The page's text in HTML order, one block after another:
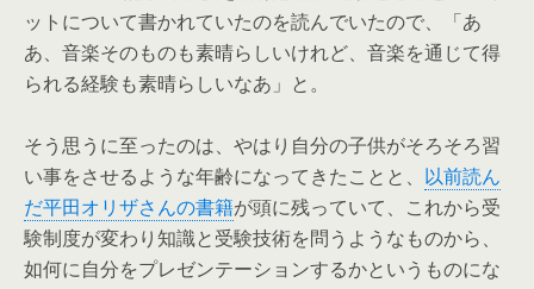
ットについて書かれていたのを読んでいたので、「あ
あ、音楽そのものも素晴らしいけれど、音楽を通じて得
られる経験も素晴らしいなあ」と。
そう思うに至ったのは、やはり自分の子供がそろそろ習
い事をさせるような年齢になってきたことと、 以前読ん
だ平田オリザさんの書籍が頭に残っていて、これから受
験制度が変わり知識と受験技術を問うようなものから、
如何に自分をプレゼンテーションするかというものにな